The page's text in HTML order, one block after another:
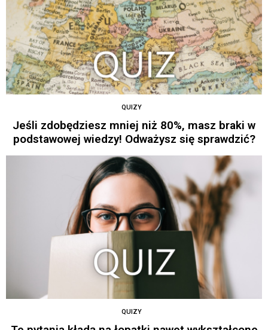
QUIZY
Jeśli zdobędziesz mniej niż 80%, masz braki w
podstawowej wiedzy! Odważysz się sprawdzić?
QUIZY